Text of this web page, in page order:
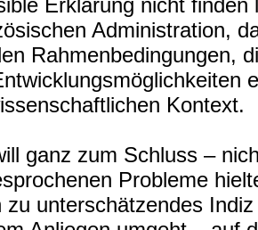
Erklärung nicht
Administration,
Rahmenbedingungen,
Kontext.
ganz zum Schluss –
Probleme
zu unterschätzendes